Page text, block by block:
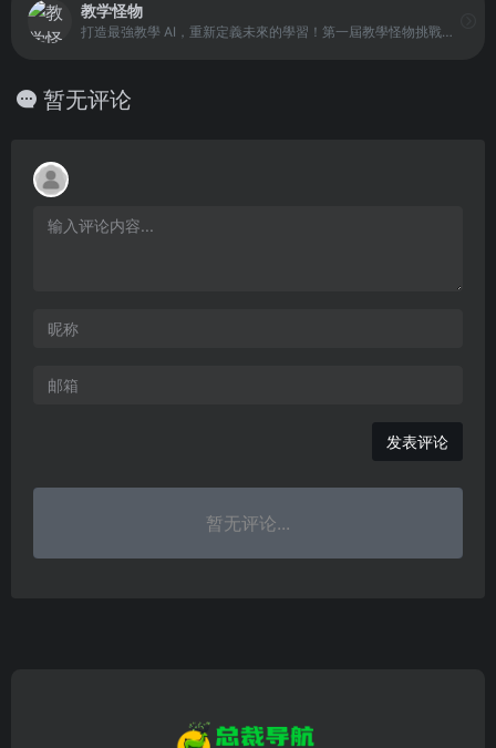
教学怪物
打造最強教學 AI，重新定義未來的學習！第一屆教學怪物挑戰賽強勢登場，歡迎參加對教學 AI 的評估，協助 AI 做得更好，也邀請各路 AI 工作者開發自己的教學 AI，一起共襄盛舉！
暂无评论
发表评论
暂无评论...